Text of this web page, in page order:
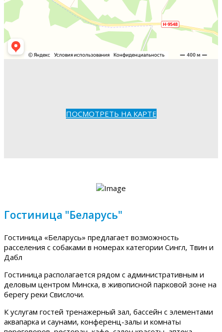
ПОСМОТРЕТЬ НА КАРТЕ
Гостиница "Беларусь"
Гостиница «Беларусь» предлагает возможность
расселения с собаками в номерах категории Сингл, Твин и
Дабл
Гостиница располагается рядом с административным и
деловым центром Минска, в живописной парковой зоне на
берегу реки Свислочи.
К услугам гостей тренажерный зал, бассейн с элементами
аквапарка и саунами, конференц-залы и комнаты